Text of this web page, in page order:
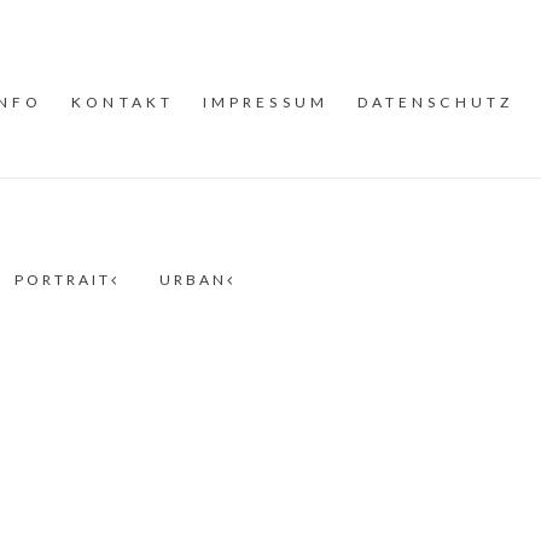
KONTAKT IMPRESSUM DATENSCHUTZ
PORTRAIT URBAN